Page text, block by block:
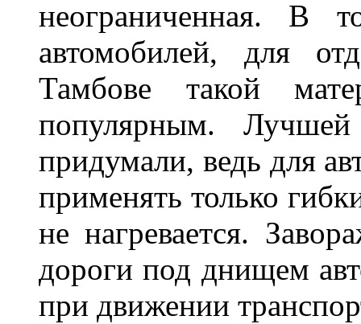
неограниченная.
автомобилей, для
Тамбове такой
популярным.
придумали, ведь для
применять только
не нагревается.
дороги под днищем
при движении